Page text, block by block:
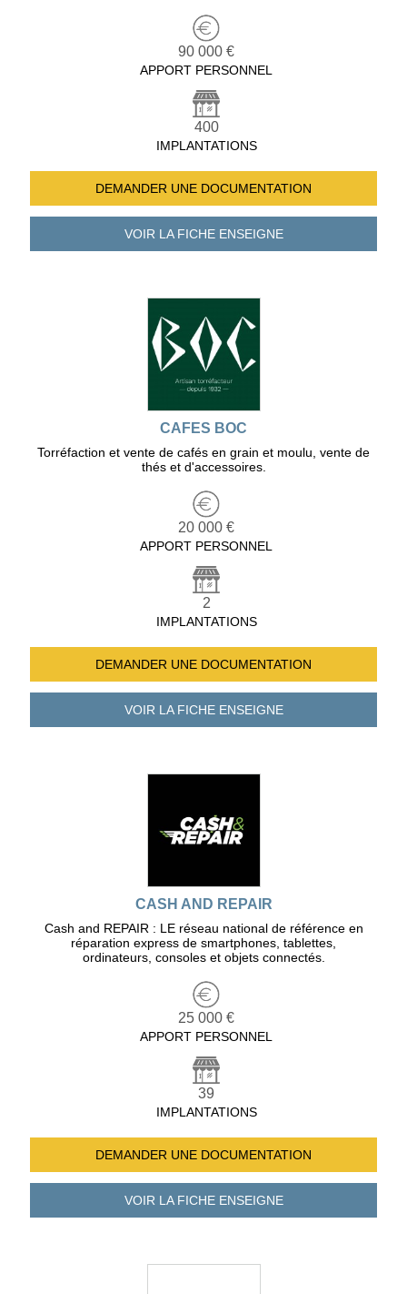
90 000 €
APPORT PERSONNEL
400
IMPLANTATIONS
DEMANDER UNE DOCUMENTATION
VOIR LA FICHEENSEIGNE
CAFES BOC
Torréfaction et vente de cafés en grain et moulu, vente de
thés et d'accessoires.
20 000 €
APPORT PERSONNEL
2
IMPLANTATIONS
DEMANDER UNE DOCUMENTATION
VOIR LA FICHEENSEIGNE
CASH AND REPAIR
Cash and REPAIR : LE réseau national de référence en
réparation express de smartphones, tablettes,
ordinateurs, consoles et objets connectés.
25 000 €
APPORT PERSONNEL
39
IMPLANTATIONS
DEMANDER UNE DOCUMENTATION
VOIR LA FICHEENSEIGNE